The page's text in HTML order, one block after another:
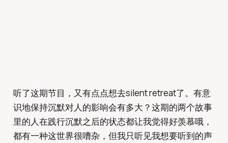
听了这期节目，又有点点想去silent retreat了。有意
识地保持沉默对人的影响会有多大？这期的两个故事
里的人在践行沉默之后的状态都让我觉得好羡慕哦，
都有一种这世界很嘈杂，但我只听见我想要听到的声